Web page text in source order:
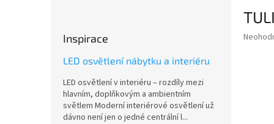
Inspirace
LED osvětlení nábytku a interiéru
LED osvětlení v interiéru – rozdíly mezi
hlavním, doplňkovým a ambientním
světlem Moderní interiérové osvětlení už
dávno není jen o jedné centrální l...